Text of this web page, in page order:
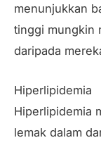
menunjukkan
tinggi mungkin
daripada
Hiperlipidemia
Hiperlipidemia
lemak dalam